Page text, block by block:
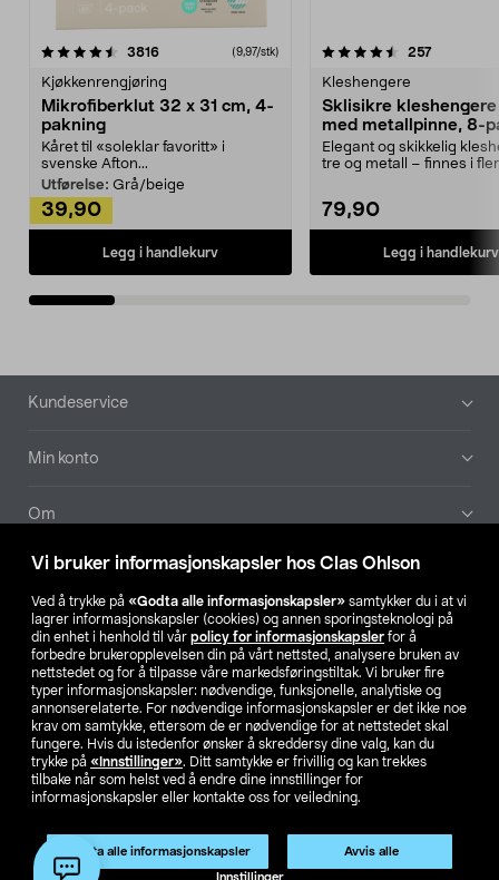
Vi bruker informasjonskapsler hos Clas Ohlson
Ved å trykke på «Godta alle informasjonskapsler» samtykker du i at vi
lagrer informasjonskapsler (cookies) og annen sporingsteknologi på
din enhet i henhold til vår policy for informasjonskapsler for å
forbedre brukeropplevelsen din på vårt nettsted, analysere bruken av
nettstedet og for å tilpasse våre markedsføringstiltak. Vi bruker fire
typer informasjonskapsler: nødvendige, funksjonelle, analytiske og
annonserelaterte. For nødvendige informasjonskapsler er det ikke noe
krav om samtykke, ettersom de er nødvendige for at nettstedet skal
fungere. Hvis du istedenfor ønsker å skreddersy dine valg, kan du
trykke på «Innstillinger». Ditt samtykke er frivillig og kan trekkes
tilbake når som helst ved å endre dine innstillinger for
informasjonskapsler eller kontakte oss for veiledning.
Godta alle informasjonskapsler Avvis alle
Innstillinger
3816anmeldelser(9,97/stk)
Kjøkkenrengjøring
Mikrofiberklut 32 x 31 cm, 4-
pakning
Kåret til «soleklar favoritt» i
svenske Afton...
Utførelse: Grå/beige
39,90
Legg i handlekurv
4.5av 5 stjerner 257
Kleshengere
Sklisikre
med metallpinne, 8-
Elegant og skikkelig
tre og metall – finnes i
79,90
Legg i handlekurv
4.5av 5 stjerner
Bunntekst
Kundeservice
Min konto
Om
Aktuelt
Våre selskaper
Finn din butikk
SE NO FI